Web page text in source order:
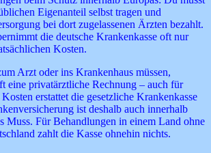
Eigenanteil selbst tragen und
bei dort zugelassenen Ärzten bezahlt.
die deutsche Krankenkasse oft nur
Kosten.
Arzt oder ins Krankenhaus müssen,
eine privatärztliche Rechnung – auch für
erstattet die gesetzliche Krankenkasse
ist deshalb auch innerhalb
Muss. Für Behandlungen in einem Land ohne
zahlt die Kasse ohnehin nichts.